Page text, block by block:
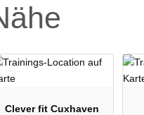
Clever fit Cuxhaven